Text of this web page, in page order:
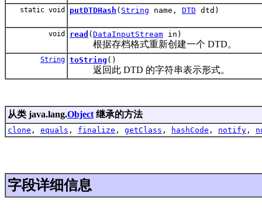
static void putDTDHash ( String name, DTD dtd)
void read ( DataInputStream in)
根据存档格式重新创建一个 DTD。
String toString ()
返回此 DTD 的字符串表示形式。
从类 java.lang.Object 继承的方法
clone , equals , finalize , getClass , hashCode , notify ,
字段详细信息